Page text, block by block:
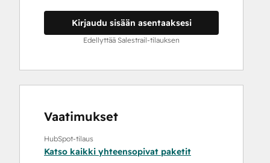
Kirjaudu sisään asentaaksesi
Edellyttää Salestrail-tilauksen
Vaatimukset
HubSpot-tilaus
Katso kaikki yhteensopivat paketit